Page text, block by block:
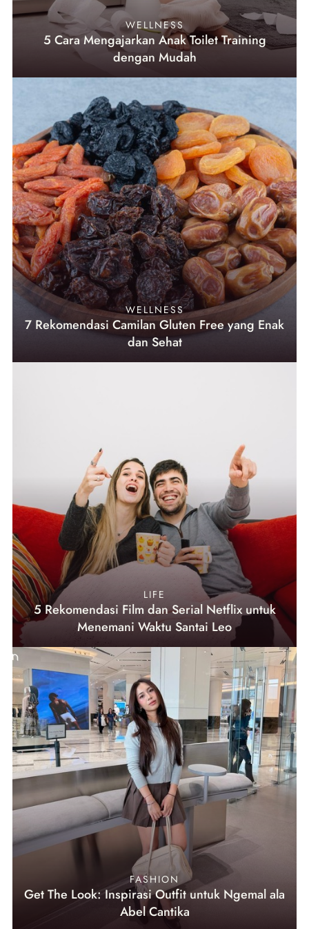
WELLNESS
5 Cara Mengajarkan Anak Toilet Training
dengan Mudah
WELLNESS
7 Rekomendasi Camilan Gluten Free yang Enak
dan Sehat
LIFE
5 Rekomendasi Film dan Serial Netflix untuk
Menemani Waktu Santai Leo
FASHION
Get The Look: Inspirasi Outfit untuk Ngemal ala
Abel Cantika